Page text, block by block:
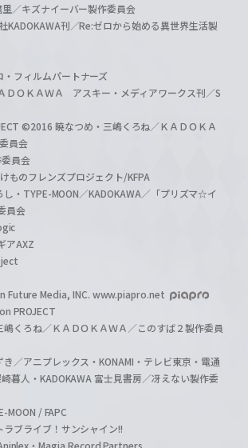
／キズナイーバー製作委員会
KADOKAWA刊／Re:ゼロから始める異世界生活製
フィルムパートナーズ
ＤＯＫＡＷＡ アスキー・メディアワークス刊／S
©2016 暁なつめ・三嶋くろね／ＫＡＤＯＫＡ
員会
員会
のフレンズプロジェクト/KFPA
・TYPE-MOON／KADOKAWA／「プリズマ☆イ
員会
アAXZ
Future Media, INC. www.piapro.net
PROJECT
くろね／ＫＡＤＯＫＡＷＡ／このすば２製作委員
／アニプレックス・KONAMI・テレビ東京・電通
暮人・KADOKAWA 富士見書房／冴えない製作委
MOON / FAPC
ブライブ！サンシャイン!!
・Magia Record Partners